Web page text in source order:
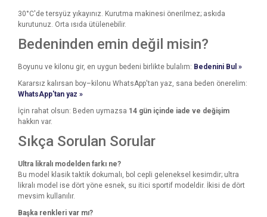
30°C'de tersyüz yıkayınız. Kurutma makinesi önerilmez; askıda
kurutunuz. Orta ısıda ütülenebilir.
Bedeninden emin değil misin?
Boyunu ve kilonu gir, en uygun bedeni birlikte bulalım: Bedenini Bul »
Kararsız kalırsan boy–kilonu WhatsApp'tan yaz, sana beden önerelim:
WhatsApp'tan yaz »
İçin rahat olsun: Beden uymazsa 14 gün içinde iade ve değişim
hakkın var.
Sıkça Sorulan Sorular
Ultra likralı modelden farkı ne?
Bu model klasik taktik dokumalı, bol cepli geleneksel kesimdir; ultra
likralı model ise dört yöne esnek, su itici sportif modeldir. İkisi de dört
mevsim kullanılır.
Başka renkleri var mı?